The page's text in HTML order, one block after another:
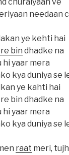
needaan
ye kehti hai
bin dhadke na
hi yaar mera
kya duniya se
ye kahti hai
bin dhadke na
hi yaar mera
kya duniya se
raat meri,